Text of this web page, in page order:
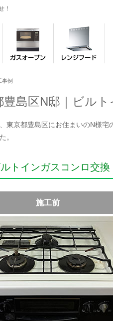
！
事例
豊島区N邸｜ビル
東京都豊島区にお住まいのN様
。
トインガスコンロ交換
施工前